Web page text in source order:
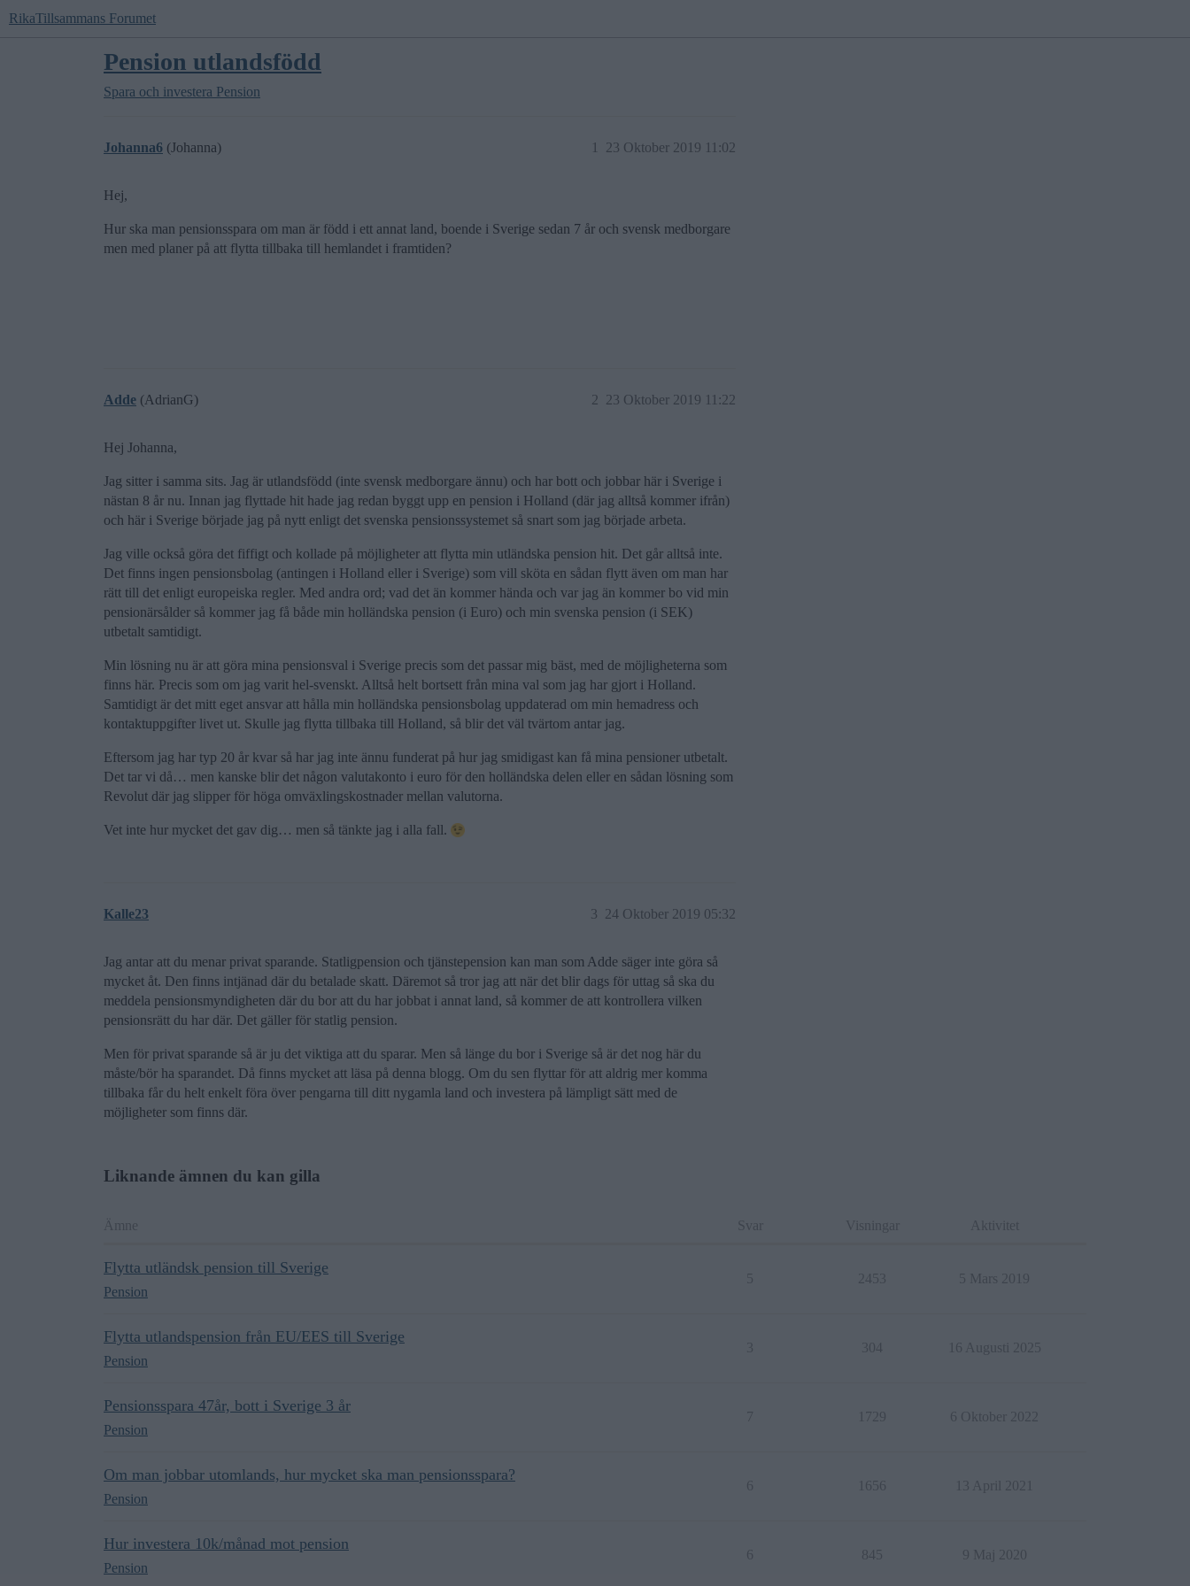
RikaTillsammans Forumet
Pension utlandsfödd
Spara och investera Pension
Johanna6 (Johanna) 23 Oktober 2019 11:02
1
Hej,
Hur ska man pensionsspara om man är född i ett annat land, boende i Sverige sedan 7 år och svensk medborgare
men med planer på att flytta tillbaka till hemlandet i framtiden?
Adde (AdrianG) 23 Oktober 2019 11:22
2
Hej Johanna,
Jag sitter i samma sits. Jag är utlandsfödd (inte svensk medborgare ännu) och har bott och jobbar här i Sverige i
nästan 8 år nu. Innan jag flyttade hit hade jag redan byggt upp en pension i Holland (där jag alltså kommer ifrån)
och här i Sverige började jag på nytt enligt det svenska pensionssystemet så snart som jag började arbeta.
Jag ville också göra det fiffigt och kollade på möjligheter att flytta min utländska pension hit. Det går alltså inte.
Det finns ingen pensionsbolag (antingen i Holland eller i Sverige) som vill sköta en sådan flytt även om man har
rätt till det enligt europeiska regler. Med andra ord; vad det än kommer hända och var jag än kommer bo vid min
pensionärsålder så kommer jag få både min holländska pension (i Euro) och min svenska pension (i SEK)
utbetalt samtidigt.
Min lösning nu är att göra mina pensionsval i Sverige precis som det passar mig bäst, med de möjligheterna som
finns här. Precis som om jag varit hel-svenskt. Alltså helt bortsett från mina val som jag har gjort i Holland.
Samtidigt är det mitt eget ansvar att hålla min holländska pensionsbolag uppdaterad om min hemadress och
kontaktuppgifter livet ut. Skulle jag flytta tillbaka till Holland, så blir det väl tvärtom antar jag.
Eftersom jag har typ 20 år kvar så har jag inte ännu funderat på hur jag smidigast kan få mina pensioner utbetalt.
Det tar vi då… men kanske blir det någon valutakonto i euro för den holländska delen eller en sådan lösning som
Revolut där jag slipper för höga omväxlingskostnader mellan valutorna.
Vet inte hur mycket det gav dig… men så tänkte jag i alla fall.
Kalle23 24 Oktober 2019 05:32
3
Jag antar att du menar privat sparande. Statligpension och tjänstepension kan man som Adde säger inte göra så
mycket åt. Den finns intjänad där du betalade skatt. Däremot så tror jag att när det blir dags för uttag så ska du
meddela pensionsmyndigheten där du bor att du har jobbat i annat land, så kommer de att kontrollera vilken
pensionsrätt du har där. Det gäller för statlig pension.
Men för privat sparande så är ju det viktiga att du sparar. Men så länge du bor i Sverige så är det nog här du
måste/bör ha sparandet. Då finns mycket att läsa på denna blogg. Om du sen flyttar för att aldrig mer komma
tillbaka får du helt enkelt föra över pengarna till ditt nygamla land och investera på lämpligt sätt med de
möjligheter som finns där.
Liknande ämnen du kan gilla
Ämne Svar Visningar Aktivitet
Flytta utländsk pension till Sverige
Pension
5 2453 5 Mars 2019
Flytta utlandspension från EU/EES till Sverige
Pension
3 304 16 Augusti 2025
Pensionsspara 47år, bott i Sverige 3 år
Pension
7 1729 6 Oktober 2022
Om man jobbar utomlands, hur mycket ska man pensionsspara?
Pension
6 1656 13 April 2021
Hur investera 10k/månad mot pension
Pension
6 845 9 Maj 2020